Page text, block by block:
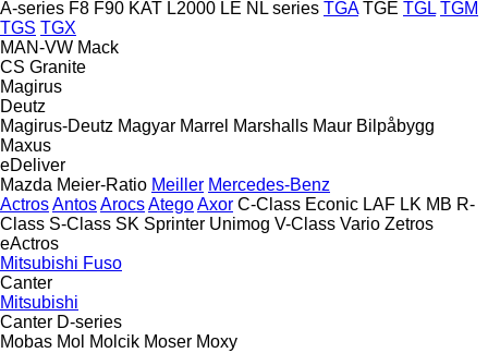
A-series F8 F90 KAT L2000 LE NL series TGA TGE TGL TGM
TGS TGX
MAN-VW Mack
CS Granite
Magirus
Deutz
Magirus-Deutz Magyar Marrel Marshalls Maur Bilpåbygg
Maxus
eDeliver
Mazda Meier-Ratio Meiller Mercedes-Benz
ActrosAntosArocsAtegoAxor C-Class Econic LAF LK MB R-
Class S-Class SK Sprinter Unimog V-Class Vario Zetros
eActros
Mitsubishi Fuso
Canter
Mitsubishi
Canter D-series
Mobas Mol Molcik Moser Moxy